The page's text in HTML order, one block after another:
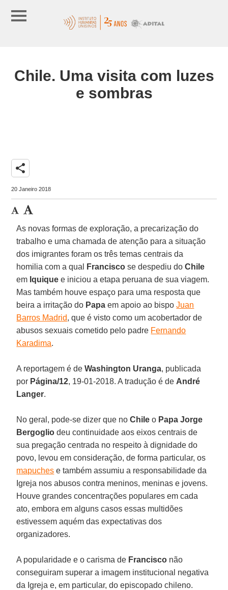
Chile. Uma visita com luzes
e sombras
share
20 Janeiro 2018
As novas formas de exploração, a precarização do
trabalho e uma chamada de atenção para a situação
dos imigrantes foram os três temas centrais da
homilia com a qual
Francisco se despediu doChile
em Iquique e iniciou a etapa peruana de sua viagem.
Mas também houve espaço para uma resposta que
beira a irritação do Papa em apoio ao bispoJuan
Barros Madrid, que é visto como um acobertador de
abusos sexuais cometido pelo padre Fernando
Karadima.
A reportagem é deWashington Uranga, publicada
por Página/12, 19-01-2018. A tradução é de André
Langer.
No geral, pode-se dizer que noChile o Papa Jorge
Bergoglio deu continuidade aos eixos centrais de
sua pregação centrada no respeito à dignidade do
povo, levou em consideração, de forma particular, os
mapuches e também assumiu a responsabilidade da
Igreja nos abusos contra meninos, meninas e jovens.
Houve grandes concentrações populares em cada
ato, embora em alguns casos essas multidões
estivessem aquém das expectativas dos
organizadores.
A popularidade e o carisma de Francisco não
conseguiram superar a imagem institucional negativa
da Igreja e, em particular, do episcopado chileno.